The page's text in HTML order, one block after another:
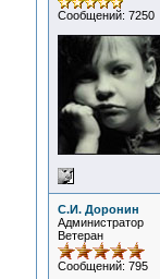
Сообщений: 7250
С.И. Доронин
Администратор
Ветеран
Сообщений: 795